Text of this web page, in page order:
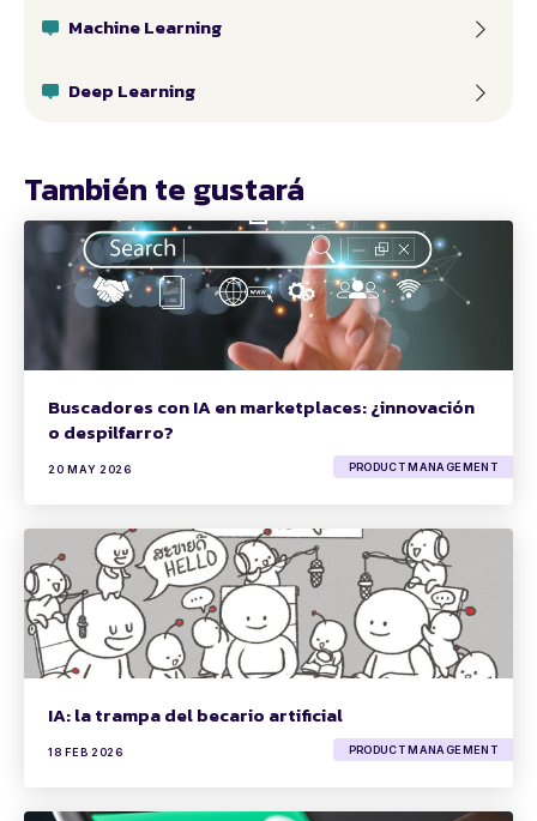
Machine Learning
Deep Learning
También te gustará
Buscadores con IA en marketplaces: ¿innovación
o despilfarro?
20 MAY 2026 PRODUCT MANAGEMENT
IA: la trampa del becario artificial
18 FEB 2026 PRODUCT MANAGEMENT